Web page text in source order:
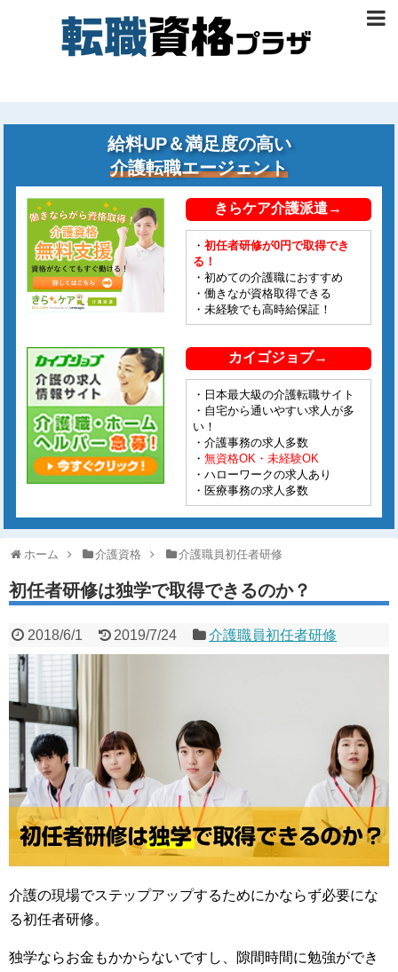
給料UP＆満足度の高い
介護転職エージェント
きらケア介護派遣→
・初任者研修が0円で取得でき
る！
・初めての介護職におすすめ
・働きなが資格取得できる
・未経験でも高時給保証！
カイゴジョブ→
・日本最大級の介護転職サイト
・自宅から通いやすい求人が多
い！
・介護事務の求人多数
・無資格OK・未経験OK
・ハローワークの求人あり
・医療事務の求人多数
ホーム 介護資格 介護職員初任者研修
初任者研修は独学で取得できるのか？
2018/6/1 2019/7/24 介護職員初任者研修
介護の現場でステップアップするためにかならず必要にな
る初任者研修。
独学ならお金もかからないですし、隙間時間に勉強ができ